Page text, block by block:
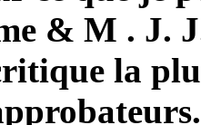
& M . J.
la